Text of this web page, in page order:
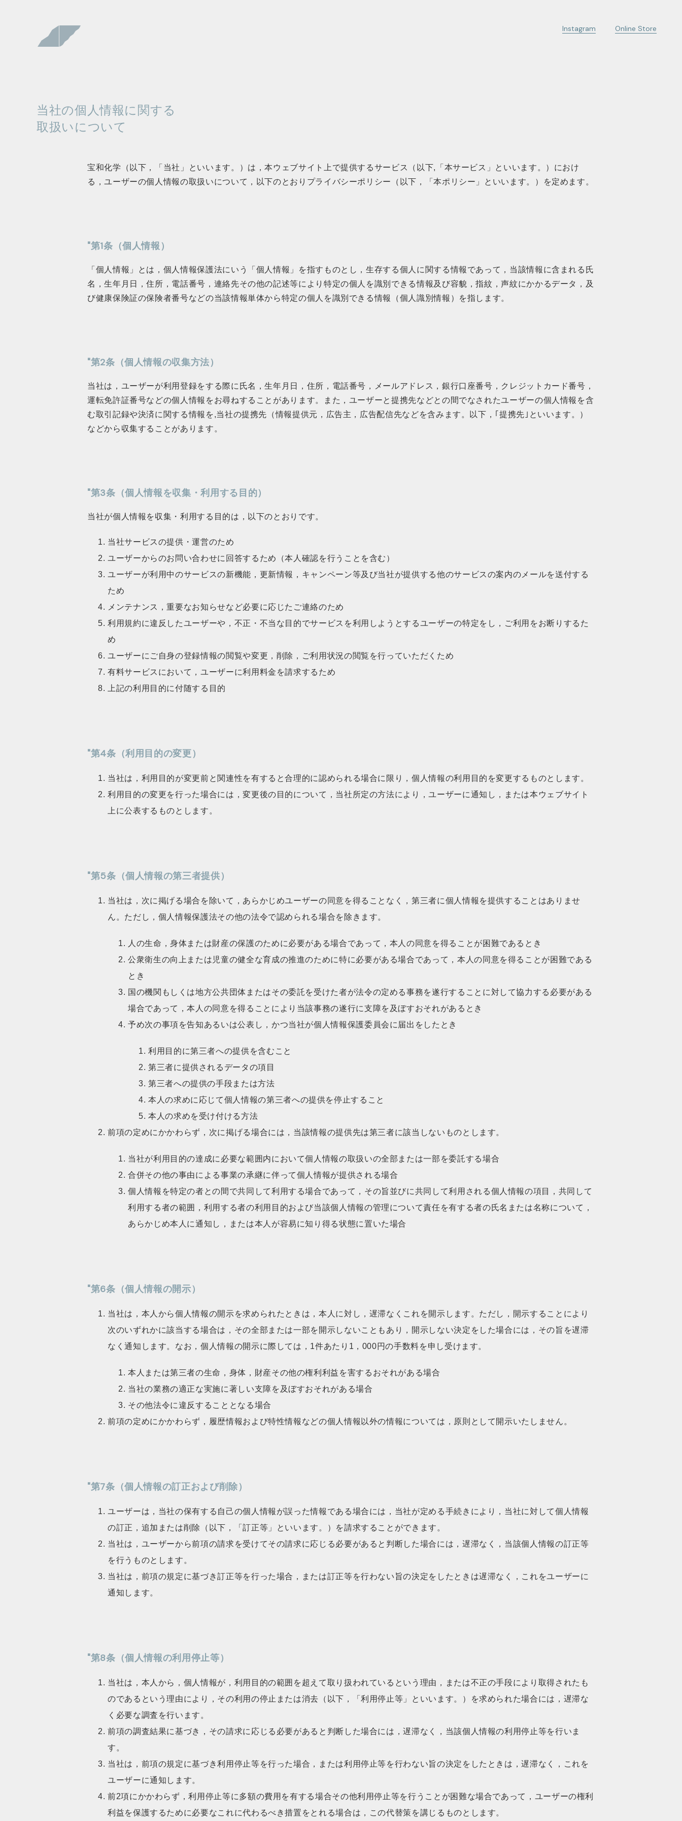
Instagram Online Store
当社の個人情報に関する
取扱いについて
宝和化学（以下，「当社」といいます。）は，本ウェブサイト上で提供するサービス（以下,「本サービス」といいます。）におけ
る，ユーザーの個人情報の取扱いについて，以下のとおりプライバシーポリシー（以下，「本ポリシー」といいます。）を定めます。
"第1条（個人情報）
「個人情報」とは，個人情報保護法にいう「個人情報」を指すものとし，生存する個人に関する情報であって，当該情報に含まれる氏
名，生年月日，住所，電話番号，連絡先その他の記述等により特定の個人を識別できる情報及び容貌，指紋，声紋にかかるデータ，及
び健康保険証の保険者番号などの当該情報単体から特定の個人を識別できる情報（個人識別情報）を指します。
"第2条（個人情報の収集方法）
当社は，ユーザーが利用登録をする際に氏名，生年月日，住所，電話番号，メールアドレス，銀行口座番号，クレジットカード番号，
運転免許証番号などの個人情報をお尋ねすることがあります。また，ユーザーと提携先などとの間でなされたユーザーの個人情報を含
む取引記録や決済に関する情報を,当社の提携先（情報提供元，広告主，広告配信先などを含みます。以下，｢提携先｣といいます。）
などから収集することがあります。
"第3条（個人情報を収集・利用する目的）
当社が個人情報を収集・利用する目的は，以下のとおりです。
当社サービスの提供・運営のため
ユーザーからのお問い合わせに回答するため（本人確認を行うことを含む）
ユーザーが利用中のサービスの新機能，更新情報，キャンペーン等及び当社が提供する他のサービスの案内のメールを送付する
ため
メンテナンス，重要なお知らせなど必要に応じたご連絡のため
利用規約に違反したユーザーや，不正・不当な目的でサービスを利用しようとするユーザーの特定をし，ご利用をお断りするた
め
ユーザーにご自身の登録情報の閲覧や変更，削除，ご利用状況の閲覧を行っていただくため
有料サービスにおいて，ユーザーに利用料金を請求するため
上記の利用目的に付随する目的
"第4条（利用目的の変更）
当社は，利用目的が変更前と関連性を有すると合理的に認められる場合に限り，個人情報の利用目的を変更するものとします。
利用目的の変更を行った場合には，変更後の目的について，当社所定の方法により，ユーザーに通知し，または本ウェブサイト
上に公表するものとします。
"第5条（個人情報の第三者提供）
当社は，次に掲げる場合を除いて，あらかじめユーザーの同意を得ることなく，第三者に個人情報を提供することはありませ
ん。ただし，個人情報保護法その他の法令で認められる場合を除きます。
人の生命，身体または財産の保護のために必要がある場合であって，本人の同意を得ることが困難であるとき
公衆衛生の向上または児童の健全な育成の推進のために特に必要がある場合であって，本人の同意を得ることが困難である
とき
国の機関もしくは地方公共団体またはその委託を受けた者が法令の定める事務を遂行することに対して協力する必要がある
場合であって，本人の同意を得ることにより当該事務の遂行に支障を及ぼすおそれがあるとき
予め次の事項を告知あるいは公表し，かつ当社が個人情報保護委員会に届出をしたとき
利用目的に第三者への提供を含むこと
第三者に提供されるデータの項目
第三者への提供の手段または方法
本人の求めに応じて個人情報の第三者への提供を停止すること
本人の求めを受け付ける方法
前項の定めにかかわらず，次に掲げる場合には，当該情報の提供先は第三者に該当しないものとします。
当社が利用目的の達成に必要な範囲内において個人情報の取扱いの全部または一部を委託する場合
合併その他の事由による事業の承継に伴って個人情報が提供される場合
個人情報を特定の者との間で共同して利用する場合であって，その旨並びに共同して利用される個人情報の項目，共同して
利用する者の範囲，利用する者の利用目的および当該個人情報の管理について責任を有する者の氏名または名称について，
あらかじめ本人に通知し，または本人が容易に知り得る状態に置いた場合
"第6条（個人情報の開示）
当社は，本人から個人情報の開示を求められたときは，本人に対し，遅滞なくこれを開示します。ただし，開示することにより
次のいずれかに該当する場合は，その全部または一部を開示しないこともあり，開示しない決定をした場合には，その旨を遅滞
なく通知します。なお，個人情報の開示に際しては，1件あたり1，000円の手数料を申し受けます。
本人または第三者の生命，身体，財産その他の権利利益を害するおそれがある場合
当社の業務の適正な実施に著しい支障を及ぼすおそれがある場合
その他法令に違反することとなる場合
前項の定めにかかわらず，履歴情報および特性情報などの個人情報以外の情報については，原則として開示いたしません。
"第7条（個人情報の訂正および削除）
ユーザーは，当社の保有する自己の個人情報が誤った情報である場合には，当社が定める手続きにより，当社に対して個人情報
の訂正，追加または削除（以下，「訂正等」といいます。）を請求することができます。
当社は，ユーザーから前項の請求を受けてその請求に応じる必要があると判断した場合には，遅滞なく，当該個人情報の訂正等
を行うものとします。
当社は，前項の規定に基づき訂正等を行った場合，または訂正等を行わない旨の決定をしたときは遅滞なく，これをユーザーに
通知します。
"第8条（個人情報の利用停止等）
当社は，本人から，個人情報が，利用目的の範囲を超えて取り扱われているという理由，または不正の手段により取得されたも
のであるという理由により，その利用の停止または消去（以下，「利用停止等」といいます。）を求められた場合には，遅滞な
く必要な調査を行います。
前項の調査結果に基づき，その請求に応じる必要があると判断した場合には，遅滞なく，当該個人情報の利用停止等を行いま
す。
当社は，前項の規定に基づき利用停止等を行った場合，または利用停止等を行わない旨の決定をしたときは，遅滞なく，これを
ユーザーに通知します。
前2項にかかわらず，利用停止等に多額の費用を有する場合その他利用停止等を行うことが困難な場合であって，ユーザーの権利
利益を保護するために必要なこれに代わるべき措置をとれる場合は，この代替策を講じるものとします。